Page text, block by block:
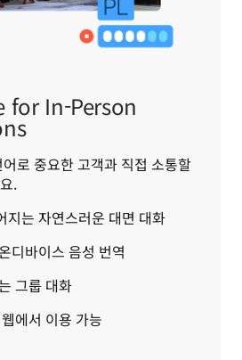
for In-Person
로 중요한 고객과 직접 소통할
.
지는 자연스러운 대면 대화
디바이스 음성 번역
그룹 대화
에서 이용 가능